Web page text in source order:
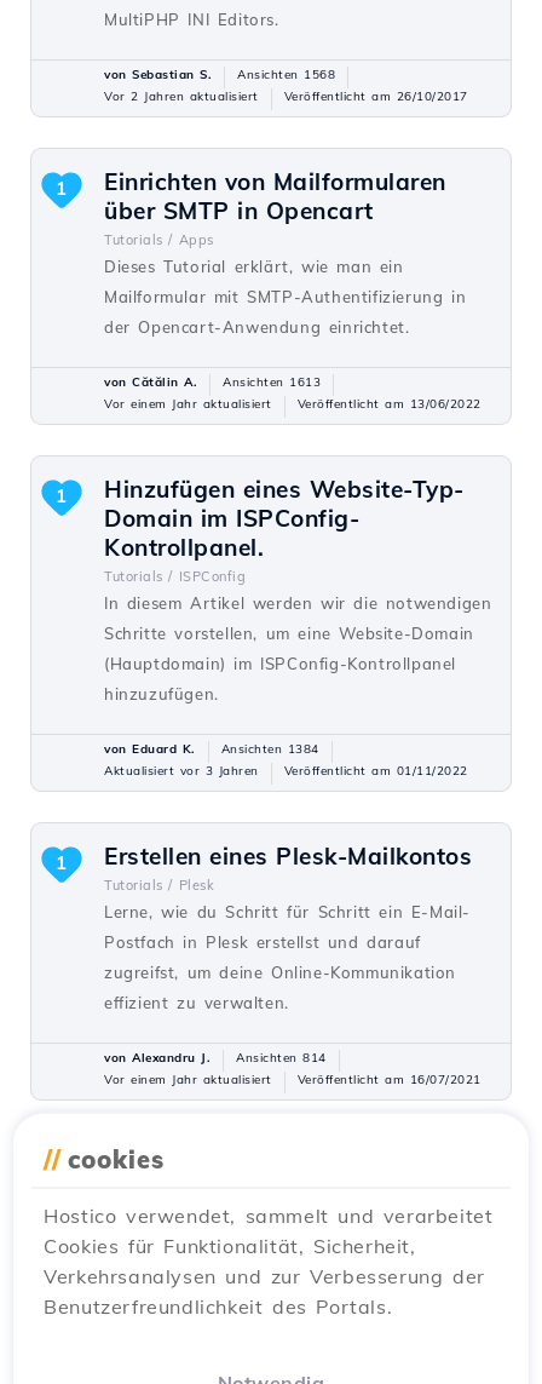
MultiPHP INI Editors.
von Sebastian S.
Ansichten 1568
Vor 2 Jahren aktualisiert
Veröffentlicht am 26/10/2017
Einrichten von Mailformularen
über SMTP in Opencart
Tutorials / Apps
Dieses Tutorial erklärt, wie man ein
Mailformular mit SMTP-Authentifizierung in
der Opencart-Anwendung einrichtet.
1
von Cătălin A.
Ansichten 1613
Vor einem Jahr aktualisiert
Veröffentlicht am 13/06/2022
Hinzufügen eines Website-Typ-
Domain im ISPConfig-
Kontrollpanel.
Tutorials / ISPConfig
In diesem Artikel werden wir die notwendigen
Schritte vorstellen, um eine Website-Domain
(Hauptdomain) im ISPConfig-Kontrollpanel
hinzuzufügen.
1
von Eduard K.
Ansichten 1384
Aktualisiert vor 3 Jahren
Veröffentlicht am 01/11/2022
Erstellen eines Plesk-Mailkontos
Tutorials / Plesk
Lerne, wie du Schritt für Schritt ein E-Mail-
Postfach in Plesk erstellst und darauf
zugreifst, um deine Online-Kommunikation
effizient zu verwalten.
1
von Alexandru J.
Ansichten 814
Vor einem Jahr aktualisiert
Veröffentlicht am 16/07/2021
Die Sperrung oder
Verzeichnisses in ISPConfig
Tutorials / ISPConfig
Erfahren Sie, wie Sie ein Verzeichnis in
ISPConfig sperren oder passwortschützen,
1
// cookies
Hostico verwendet, sammelt und verarbeitet
Cookies für Funktionalität, Sicherheit,
Verkehrsanalysen und zur Verbesserung der
Benutzerfreundlichkeit des Portals.